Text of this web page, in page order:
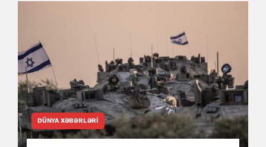
DÜNYA XƏBƏRLƏRI